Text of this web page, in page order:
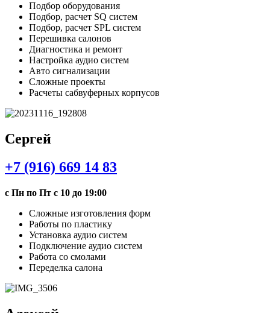
Подбор оборудования
Подбор, расчет SQ систем
Подбор, расчет SPL систем
Перешивка салонов
Диагностика и ремонт
Настройка аудио систем
Авто сигнализации
Сложные проекты
Расчеты сабвуферных корпусов
Сергей
+7 (916) 669 14 83
с Пн по Пт с 10 до 19:00
Сложные изготовления форм
Работы по пластику
Установка аудио систем
Подключение аудио систем
Работа со смолами
Переделка салона